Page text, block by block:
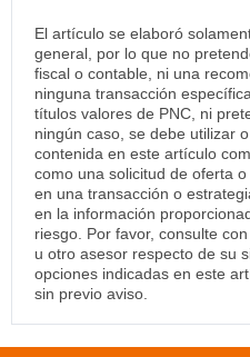
El artículo se elaboró
general, por lo que no
fiscal o contable, ni una
ninguna transacción
títulos valores de PNC, ni
ningún caso, se debe utilizar
contenida en este artículo
como una solicitud de oferta
en una transacción o
en la información
riesgo. Por favor, consulte
u otro asesor respecto de su
opciones indicadas en este
sin previo aviso.